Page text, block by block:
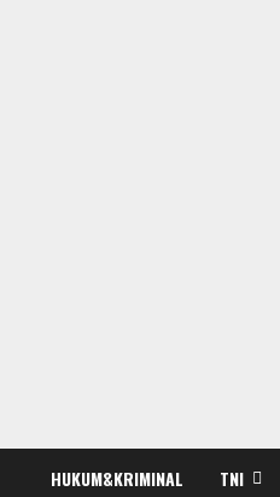
HUKUM&KRIMINAL TNI